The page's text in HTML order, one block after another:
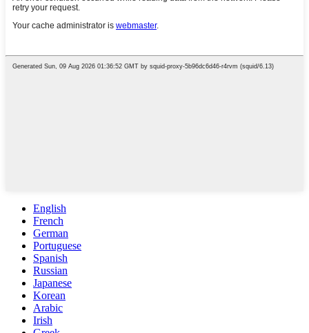
English
French
German
Portuguese
Spanish
Russian
Japanese
Korean
Arabic
Irish